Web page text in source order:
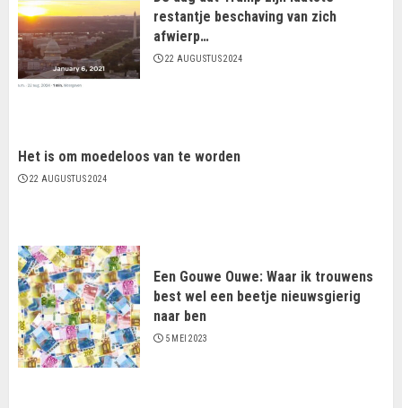
restantje beschaving van zich
afwierp…
22 AUGUSTUS 2024
Het is om moedeloos van te worden
22 AUGUSTUS 2024
Een Gouwe Ouwe: Waar ik trouwens
best wel een beetje nieuwsgierig
naar ben
5 MEI 2023